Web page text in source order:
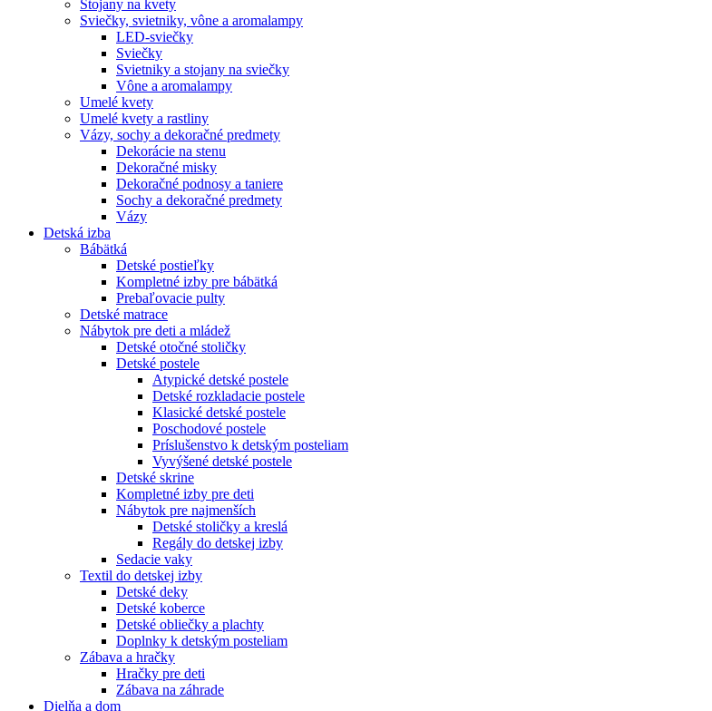
Stojany na kvety
Sviečky, svietniky, vône a aromalampy
LED-sviečky
Sviečky
Svietniky a stojany na sviečky
Vône a aromalampy
Umelé kvety
Umelé kvety a rastliny
Vázy, sochy a dekoračné predmety
Dekorácie na stenu
Dekoračné misky
Dekoračné podnosy a taniere
Sochy a dekoračné predmety
Vázy
Detská izba
Bábätká
Detské postieľky
Kompletné izby pre bábätká
Prebaľovacie pulty
Detské matrace
Nábytok pre deti a mládež
Detské otočné stoličky
Detské postele
Atypické detské postele
Detské rozkladacie postele
Klasické detské postele
Poschodové postele
Príslušenstvo k detským posteliam
Vyvýšené detské postele
Detské skrine
Kompletné izby pre deti
Nábytok pre najmenších
Detské stoličky a kreslá
Regály do detskej izby
Sedacie vaky
Textil do detskej izby
Detské deky
Detské koberce
Detské obliečky a plachty
Doplnky k detským posteliam
Zábava a hračky
Hračky pre deti
Zábava na záhrade
Dielňa a dom